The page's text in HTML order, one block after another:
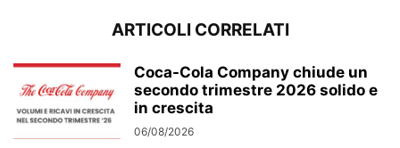
ARTICOLI CORRELATI
Coca-Cola Company chiude un
secondo trimestre 2026 solido e
in crescita
06/08/2026